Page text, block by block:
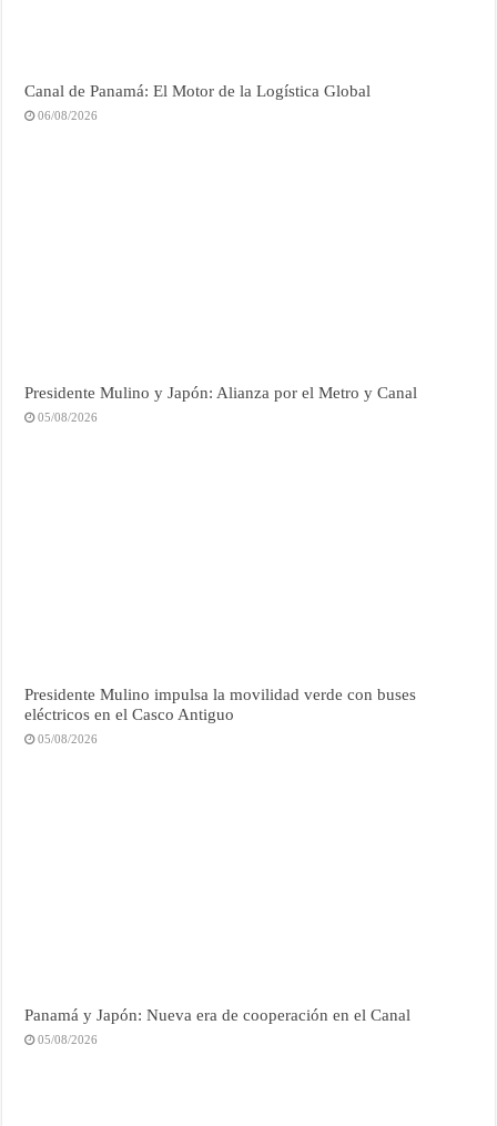
Canal de Panamá: El Motor de la Logística Global
06/08/2026
Presidente Mulino y Japón: Alianza por el Metro y Canal
05/08/2026
Presidente Mulino impulsa la movilidad verde con buses
eléctricos en el Casco Antiguo
05/08/2026
Panamá y Japón: Nueva era de cooperación en el Canal
05/08/2026